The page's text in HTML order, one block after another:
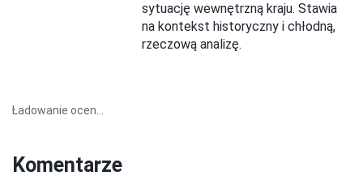
sytuację wewnętrzną kraju. Stawia
na kontekst historyczny i chłodną,
rzeczową analizę.
Ładowanie ocen...
Komentarze